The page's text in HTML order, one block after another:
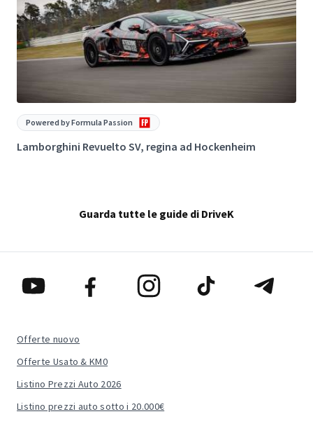
Powered by Formula Passion
Lamborghini Revuelto SV, regina ad Hockenheim
Guarda tutte le guide di DriveK
Offerte nuovo
Offerte Usato & KM0
Listino Prezzi Auto 2026
Listino prezzi auto sotto i 20.000€